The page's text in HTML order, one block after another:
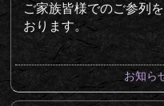
ご家族皆様でのご参列
おります。
お知ら